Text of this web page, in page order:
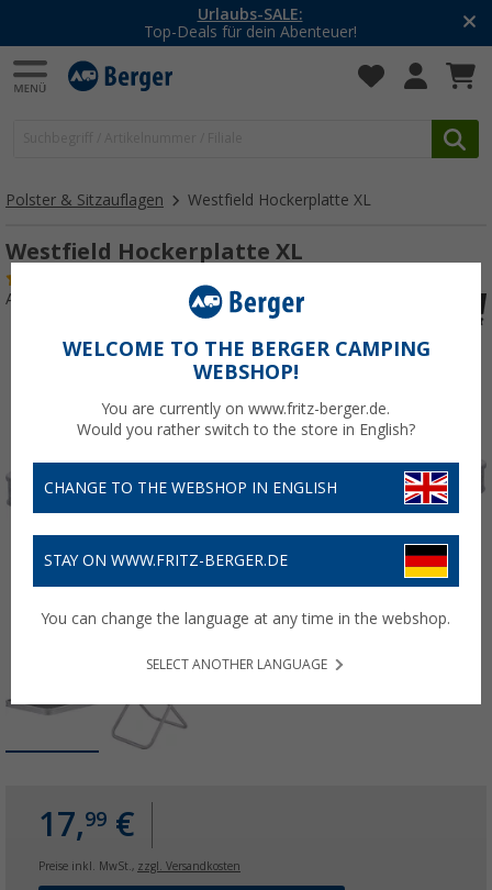
-20% auf Kleidung und Schuhe
Mit dem Aktionscode20SSV
Polster & Sitzauflagen Westfield Hockerplatte XL
Westfield Hockerplatte XL
Art.-Nr.: 730790
17,99 €
Preise inkl. MwSt., zzgl. Versandkosten
WELCOME TO THE BERGER CAMPING
WEBSHOP!
You are currently on www.fritz-berger.de.
Would you rather switch to the store in English?
CHANGE TO THE WEBSHOP IN ENGLISH
STAY ON WWW.FRITZ-BERGER.DE
You can change the language at any time in the webshop.
SELECT ANOTHER LANGUAGE